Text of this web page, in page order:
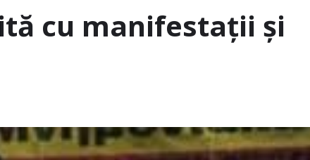
cu manifestații și